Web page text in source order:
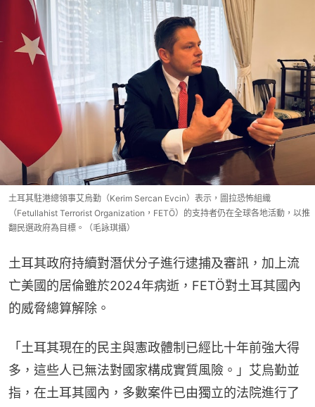
土耳其駐港總領事艾烏勤（Kerim Sercan Evcin）表示，圖拉恐怖組織
（Fetullahist Terrorist Organization，FETÖ）的支持者仍在全球各地活動，以推
翻民選政府為目標。（毛詠琪攝）
土耳其政府持續對潛伏分子進行逮捕及審訊，加上流
亡美國的居倫雖於2024年病逝，FETÖ對土耳其國內
的威脅總算解除。
「土耳其現在的民主與憲政體制已經比十年前強大得
多，這些人已無法對國家構成實質風險。」艾烏勤並
指，在土耳其國內，多數案件已由獨立的法院進行了